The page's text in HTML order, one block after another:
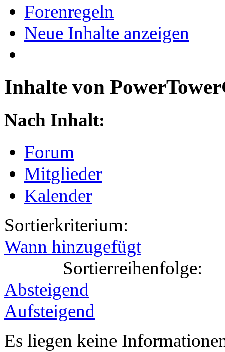
Forenregeln
Neue Inhalte anzeigen
Inhalte von
Nach Inhalt:
Forum
Mitglieder
Kalender
Sortierkriterium:
Wann hinzugefügt
Sortierreihenfolge:
Absteigend
Aufsteigend
Es liegen keine